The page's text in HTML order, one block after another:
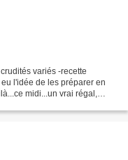
variés -recette
l'idée de les préparer en
midi...un vrai régal,